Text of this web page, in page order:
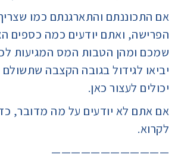
אם התכוננתם והתארגנתם כמו
הפרישה, ואתם יודעים כמה כספים
שמכם ומהן הטבות המס המגיעות
יביאו לגידול בגובה הקצבה
יכולים לעצור כאן.
אם אתם לא יודעים על מה מדובר,
לקרוא.
————————————